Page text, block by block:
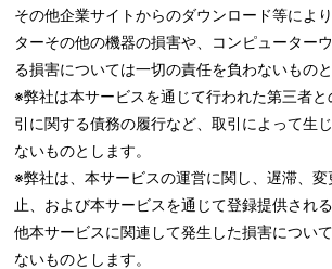
その他企業サイトからのダウンロード等によ
ターその他の機器の損害や、コンピューター
る損害については一切の責任を負わないものと
※弊社は本サービスを通じて行われた第三者と
引に関する債務の履行など、取引によって生
ないものとします。
※弊社は、本サービスの運営に関し、遅滞、
止、および本サービスを通じて登録提供され
他本サービスに関連して発生した損害につい
ないものとします。